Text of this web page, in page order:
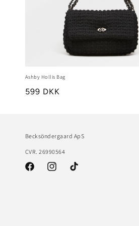
Ashby Hollis Bag
599 DKK
Becksöndergaard ApS
CVR. 26990564
FacebookInstagramTikTok